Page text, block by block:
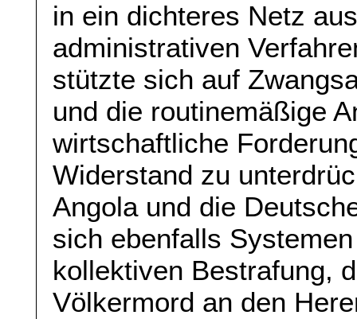
in ein dichteres Netz
administrativen
stützte sich auf
und die routinemäßige
wirtschaftliche
Widerstand zu
Angola und die
sich ebenfalls
kollektiven Bestrafung,
Völkermord an den